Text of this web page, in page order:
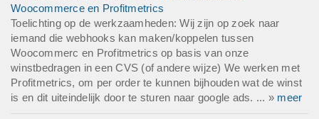
Woocommerce en Profitmetrics
Toelichting op de werkzaamheden: Wij zijn op zoek naar
iemand die webhooks kan maken/koppelen tussen
Woocommerc en Profitmetrics op basis van onze
winstbedragen in een CVS (of andere wijze) We werken met
Profitmetrics, om per order te kunnen bijhouden wat de winst
is en dit uiteindelijk door te sturen naar google ads. ... » meer